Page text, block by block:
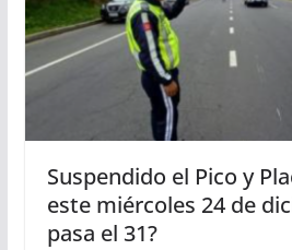
Suspendido el Pico y
este miércoles 24 de
pasa el 31?